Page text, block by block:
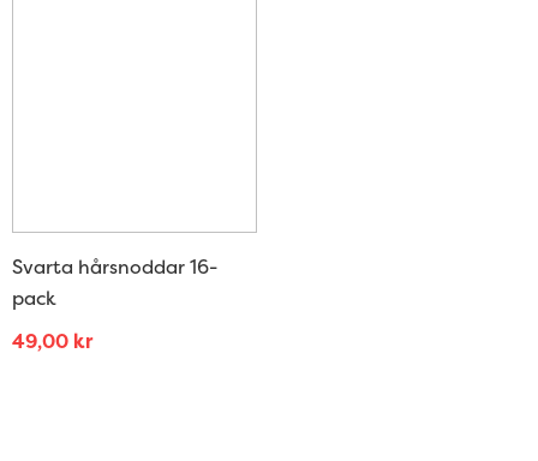
Svarta hårsnoddar 16-
pack
49,00 kr